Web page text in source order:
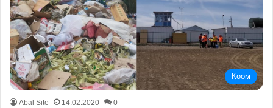
Коом
Abal Site 14.02.2020 0